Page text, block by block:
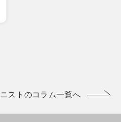
ストのコラム一覧へ